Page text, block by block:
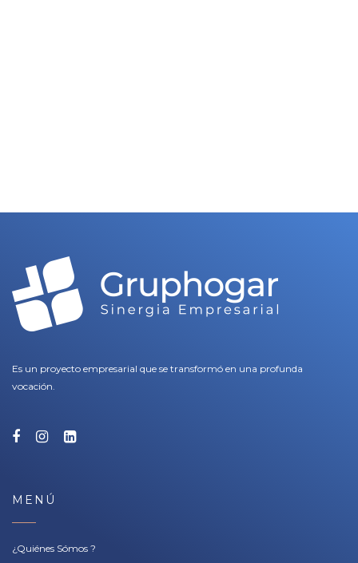
Es un proyecto empresarial que se transformó en una profunda
vocación.
MENÚ
¿Quiénes Sómos ?